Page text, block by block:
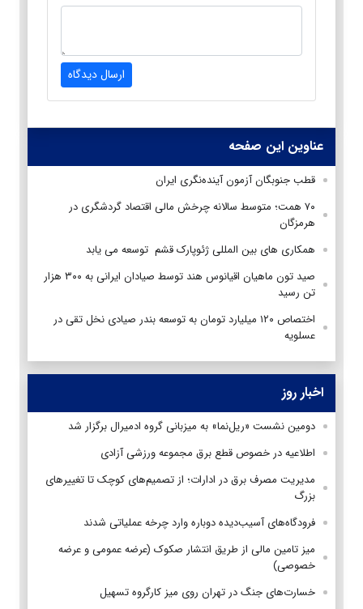
ارسال دیدگاه
عناوین این صفحه
قطب جنوبگان آزمون آینده‌نگری ایران
۷۰ همت؛ متوسط سالانه چرخش مالی اقتصاد گردشگری در
هرمزگان
همکاری های بین المللی ژئوپارک قشم توسعه می یابد
صید تون ماهیان اقیانوس هند توسط صیادان ایرانی به ۳۰۰ هزار
تن رسید
اختصاص ۱۲۰ میلیارد تومان به توسعه بندر صیادی نخل تقی در
عسلویه
اخبار روز
دومین نشست «ریل‌نما» به میزبانی گروه ادمیرال برگزار شد
اطلاعیه در خصوص قطع برق مجموعه ورزشی آزادی
مدیریت مصرف برق در ادارات؛ از تصمیم‌های کوچک تا تغییرهای
بزرگ
فرودگاه‌های آسیب‌دیده دوباره وارد چرخه عملیاتی شدند
میز تامین مالی از طریق انتشار صکوک (عرضه عمومی و عرضه
خصوصی)
خسارت‌های جنگ در تهران روی میز کارگروه تسهیل